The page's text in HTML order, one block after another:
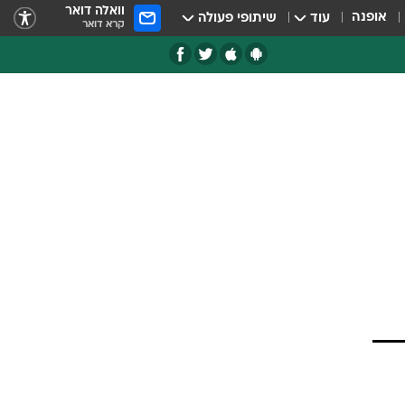
אופנה עוד שיתופי פעולה וואלה דואר
קרא דואר